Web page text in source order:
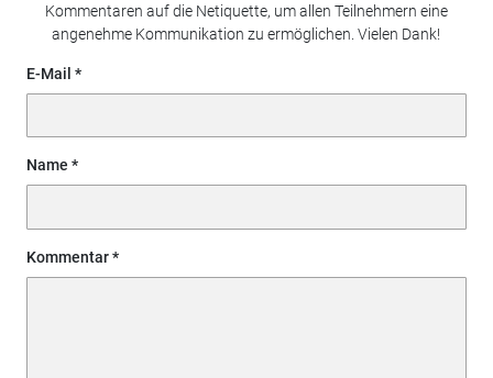
Kommentaren auf die Netiquette, um allen Teilnehmern eine
angenehme Kommunikation zu ermöglichen. Vielen Dank!
E-Mail
Name
Kommentar